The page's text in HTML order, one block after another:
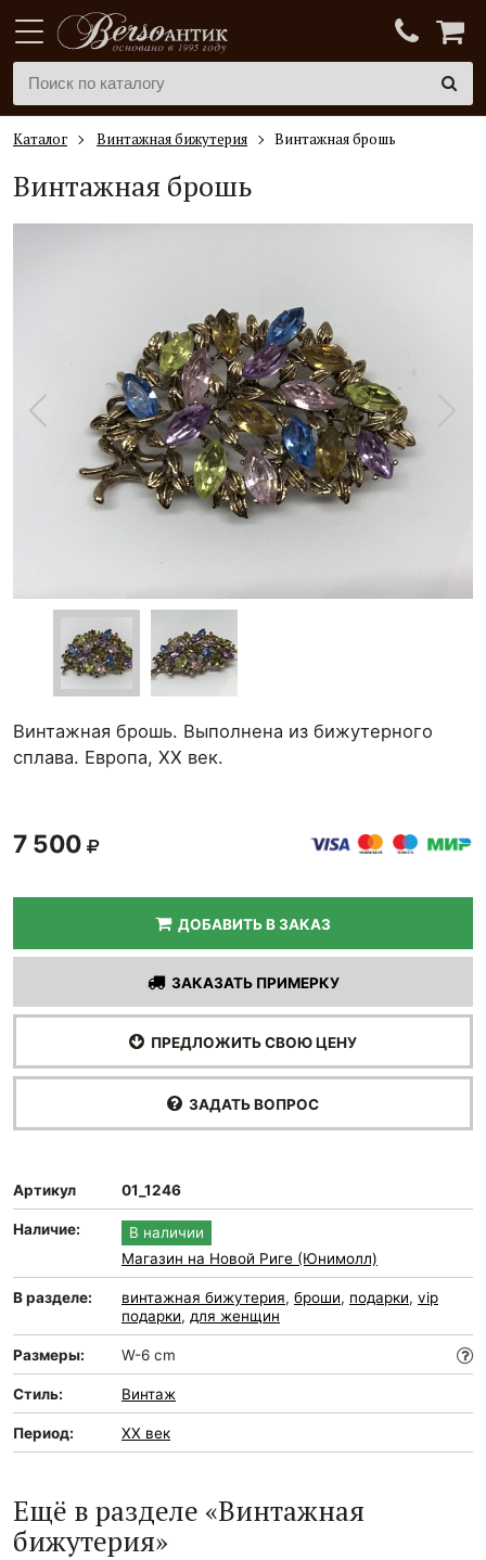
Каталог Винтажная бижутерия Винтажная брошь
Винтажная брошь
Винтажная брошь. Выполнена из бижутерного
сплава. Европа, ХХ век.
7 500
ДОБАВИТЬ В ЗАКАЗ
ЗАКАЗАТЬ ПРИМЕРКУ
ПРЕДЛОЖИТЬ СВОЮ ЦЕНУ
ЗАДАТЬ ВОПРОС
Артикул 01_1246
Наличие:
В наличии
Магазин на Новой Риге (Юнимолл)
В разделе: винтажная бижутерия, броши, подарки, vip
подарки, для женщин
Размеры: W-6 cm
Стиль: Винтаж
Период: XX век
Ещё в разделе «Винтажная
бижутерия»